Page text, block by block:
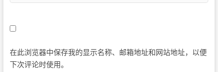
在此浏览器中保存我的显示名称、邮箱地址和网站地址，以便
下次评论时使用。